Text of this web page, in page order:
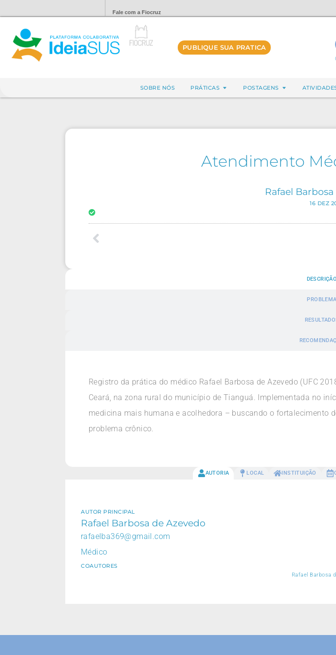
Fale com a Fiocruz
PUBLIQUE SUA PRATICA
SOBRE NÓS PRÁTICAS POSTAGENS
Atendimento
Rafael
16 DEZ
DESCRIÇÃO
PROBLEMA
Registro da prática do médico Rafael Barbosa de Azevedo (UFC
Ceará, na zona rural do município de Tianguá. Implementada no
medicina mais humana e acolhedora – buscando o fortalecimento
problema crônico.
AUTORIA LOCAL INSTITUIÇÃO
AUTOR PRINCIPAL
Rafael Barbosa de Azevedo
rafaelba369@gmail.com
Médico
COAUTORES
Rafael Barbosa